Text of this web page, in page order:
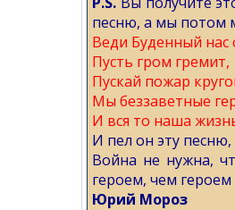
песню, а мы потом
Веди Буденный нас
Пусть гром гремит,
Пускай пожар
Мы беззаветные
И вся то наша
И пел он эту
Война не нужна,
героем, чем
Юрий Мороз